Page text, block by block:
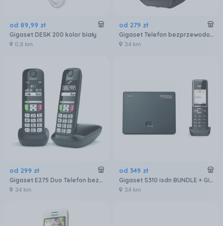
od 89,99 zł
Gigaset DESK 200 kolor biały
0,8 km
od 279 zł
Gigaset Telefon bezprzewodowy Comfort 520
34 km
od 299 zł
Gigaset E275 Duo Telefon bezprzewodowy DECT
34 km
od 349 zł
Gigaset S310 isdn BUNDLE + Gigaset Comfort 550HX
34 km